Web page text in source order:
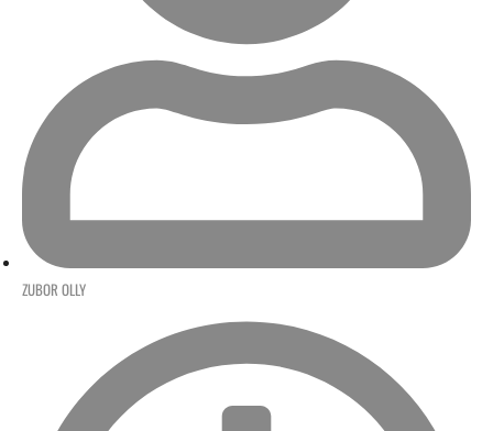
ZUBOR OLLY